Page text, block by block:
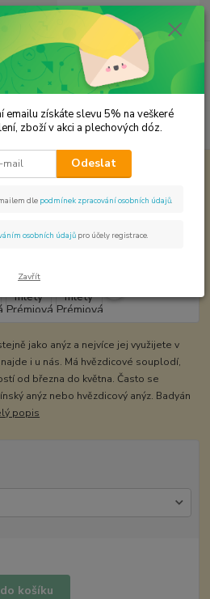
Menu
Hledat
ks
za 0,00 Kč
mletý Prémiová kvalita
Prémiová kvalita
jako anýz a nejvíce jej využijete v
i u nás. Má hvězdicové souplodí,
od března do května. Často se
anýz nebo hvězdicový anýz. Badyán
popis
košíku
získáte slevu 5% na veškeré
zboží v akci a plechových dóz.
Odeslat
dle podmínek zpracování osobních údajů
osobních údajů pro účely registrace.
Zavřít